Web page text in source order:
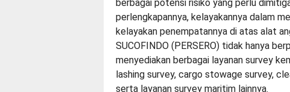
berbagai potensi risiko yang perlu
perlengkapannya, kelayakannya dalam
kelayakan penempatannya di atas alat
SUCOFINDO (PERSERO) tidak hanya
menyediakan berbagai layanan survey
lashing survey, cargo stowage survey,
serta layanan survey maritim lainnya.